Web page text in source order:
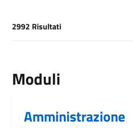
[results] Risultati
2992 Risultati
Moduli
Amministrazione